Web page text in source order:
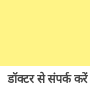
डॉक्टर से संपर्क करें